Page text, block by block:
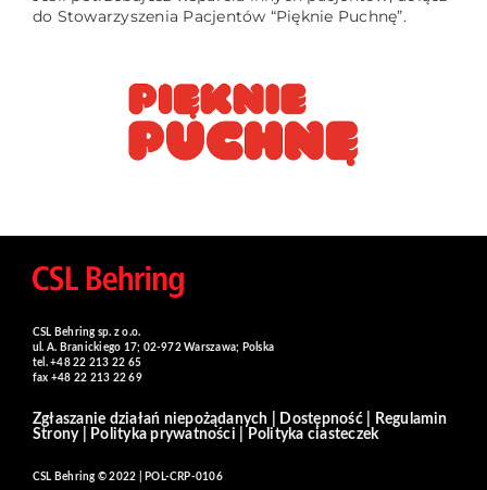
do Stowarzyszenia Pacjentów “Pięknie Puchnę”.
CSL Behring sp. z o.o.
ul. A. Branickiego 17; 02-972 Warszawa; Polska
tel. +48 22 213 22 65
fax +48 22 213 22 69
Zgłaszanie działań niepożądanych Dostępność|
Regulamin
Strony| Polityka prywatności Polityka ciasteczek
CSL Behring © 2022 | POL-CRP-0106